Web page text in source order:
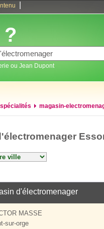
?
ou Jean Dupont
spécialités magasin-
d'électromenager
MASSE
sur-orge